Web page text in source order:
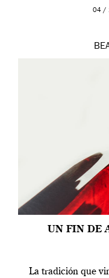
04 /
UN FIN DE
La tradición que